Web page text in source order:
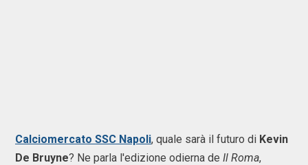
Calciomercato SSC Napoli, quale sarà il futuro di Kevin
De Bruyne? Ne parla l'edizione odierna de Il Roma,